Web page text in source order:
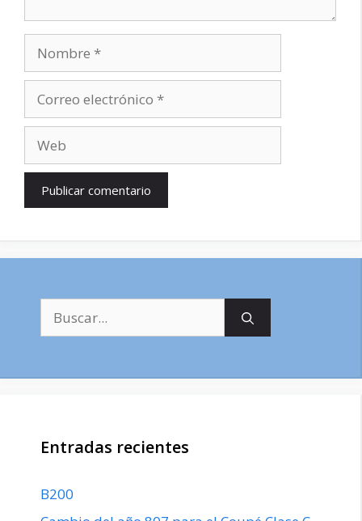
electrónico
Entradas recientes
B200